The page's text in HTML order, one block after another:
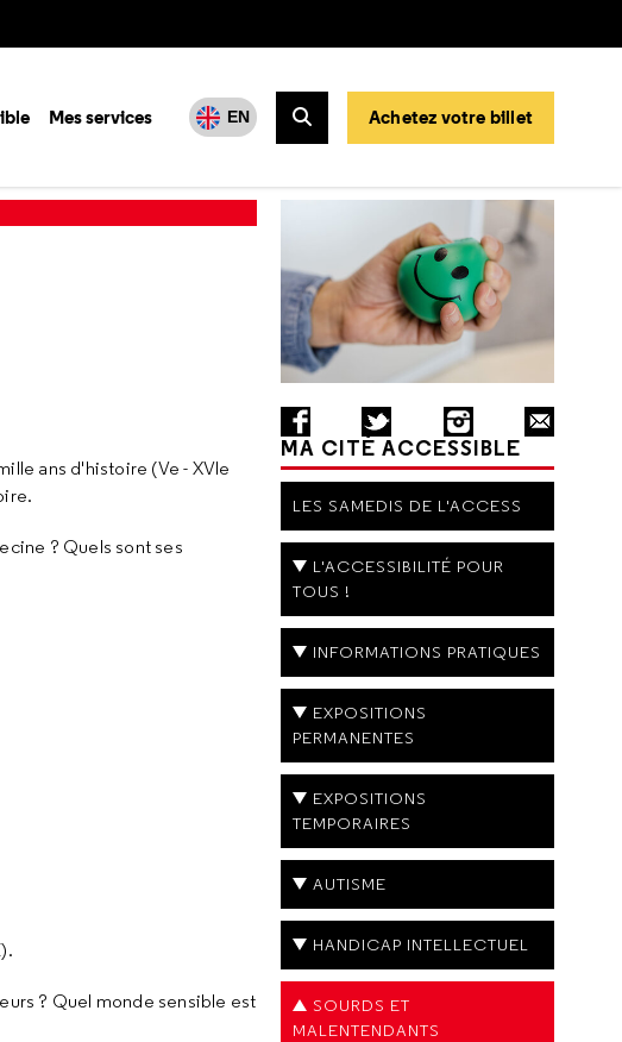
Mes services EN
Rechercher
Achetez votre billet
ans d'histoire (Ve - XVIe
? Quels sont ses
? Quel monde sensible est
MA CITÉ ACCESSIBLE
LES SAMEDIS DE L'ACCESS
L'ACCESSIBILITÉ POUR
TOUS !
INFORMATIONS PRATIQUES
EXPOSITIONS
PERMANENTES
EXPOSITIONS
TEMPORAIRES
AUTISME
HANDICAP INTELLECTUEL
SOURDS ET
MALENTENDANTS